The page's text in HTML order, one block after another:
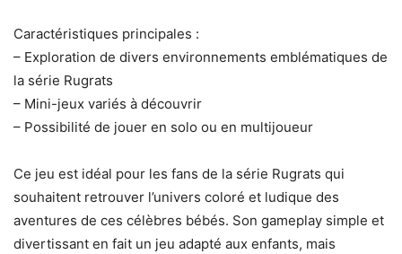
Caractéristiques principales :
– Exploration de divers environnements emblématiques de
la série Rugrats
– Mini-jeux variés à découvrir
– Possibilité de jouer en solo ou en multijoueur
Ce jeu est idéal pour les fans de la série Rugrats qui
souhaitent retrouver l’univers coloré et ludique des
aventures de ces célèbres bébés. Son gameplay simple et
divertissant en fait un jeu adapté aux enfants, mais